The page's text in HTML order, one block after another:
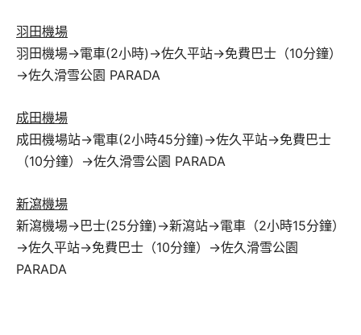
羽田機場
羽田機場→電車(2小時)→佐久平站→免費巴士（10分鐘）
→佐久滑雪公園 PARADA
成田機場
成田機場站→電車(2小時45分鐘)→佐久平站→免費巴士
（10分鐘）→佐久滑雪公園 PARADA
新瀉機場
新瀉機場→巴士(25分鐘)→新瀉站→電車（2小時15分鐘）
→佐久平站→免費巴士（10分鐘）→佐久滑雪公園
PARADA